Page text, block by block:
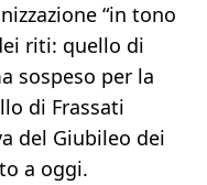
“in tono
riti: quello di
sospeso per la
di Frassati
del Giubileo dei
a oggi.